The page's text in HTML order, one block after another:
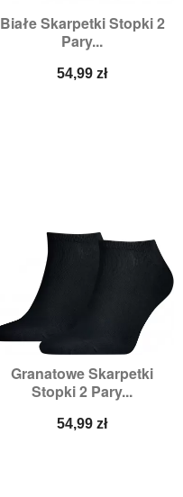
Białe Skarpetki Stopki 2
Pary...
Cena
54,99 zł
Granatowe Skarpetki
Stopki 2 Pary...
Cena
54,99 zł